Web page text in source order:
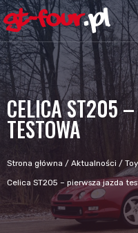
CELICA ST205
TESTOWA
Strona główna / Aktualności /
Celica ST205 – pierwsza jazda